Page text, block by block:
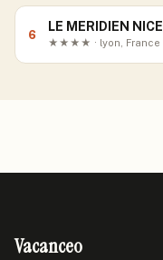
6
LE MERIDIEN NICE
★★★★ · lyon, France
Vacanceo